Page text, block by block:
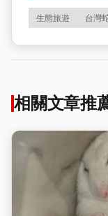
生態旅遊 台灣
相關文章推